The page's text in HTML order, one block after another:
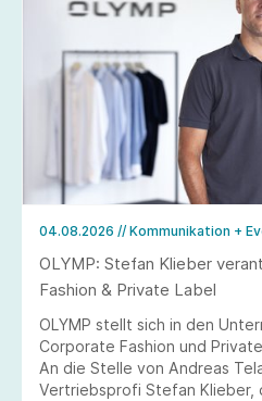
04.08.2026 // Kommunikation +
OLYMP: Stefan Klieber
Fashion & Private Label
OLYMP stellt sich in den
Corporate Fashion und
An die Stelle von Andreas
Vertriebsprofi Stefan Klieber,